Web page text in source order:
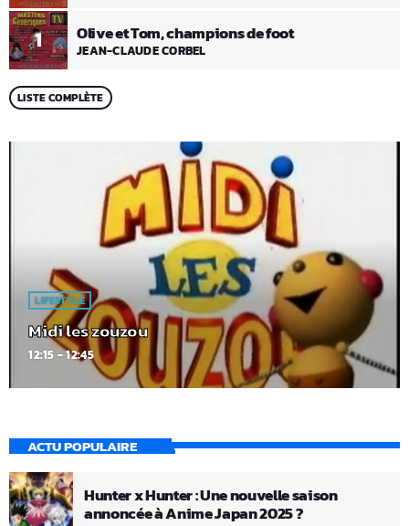
1 Olive et Tom, champions de foot
JEAN-CLAUDE CORBEL
LISTE COMPLÈTE
LIFESTYLE
Midi les zouzou
12:15 - 12:45
ACTU POPULAIRE
Hunter x Hunter : Une nouvelle saison
annoncée à Anime Japan 2025 ?